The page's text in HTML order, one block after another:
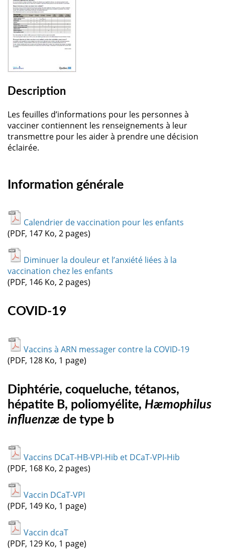
Description
Les feuilles d’informations pour les personnes à
vacciner contiennent les renseignements à leur
transmettre pour les aider à prendre une décision
éclairée.
Information générale
Calendrier de vaccination pour les enfants
(PDF, 147 Ko, 2 pages)
Diminuer la douleur et l’anxiété liées à la
vaccination chez les enfants
(PDF, 146 Ko, 2 pages)
COVID-19
Vaccins à ARN messager contre la COVID-19
(PDF, 128 Ko, 1 page)
Diphtérie, coqueluche, tétanos,
hépatite B, poliomyélite, Hæmophilus
influenzæ de type b
Vaccins DCaT-HB-VPI-Hib et DCaT-VPI-Hib
(PDF, 168 Ko, 2 pages)
Vaccin DCaT-VPI
(PDF, 149 Ko, 1 page)
Vaccin dcaT
(PDF, 129 Ko, 1 page)